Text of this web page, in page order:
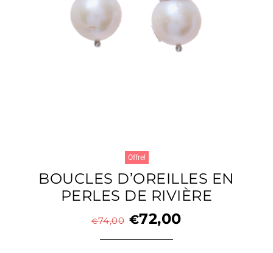
Offre!
BOUCLES D’OREILLES EN
PERLES DE RIVIÈRE
€74,00 €72,00